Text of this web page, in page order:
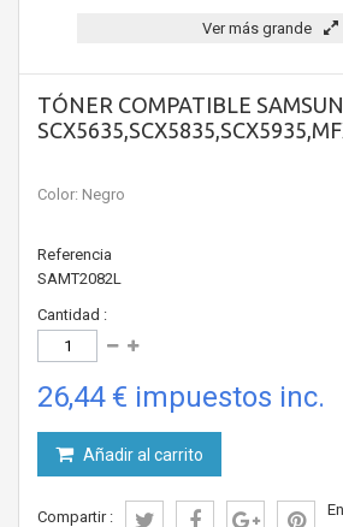
Ver más grande
TÓNER COMPATIBLE
Color: Negro
Referencia
SAMT2082L
Cantidad :
26,44 € impuestos inc.
Añadir al carrito
Compartir :